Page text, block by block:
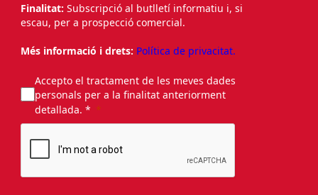
Finalitat: Subscripció al butlletí informatiu i, si
escau, per a prospecció comercial.
Més informació i drets: Política de privacitat.
Accepto el tractament de les meves dades
personals per a la finalitat anteriorment
detallada. *